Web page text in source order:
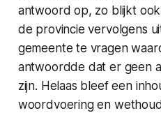
antwoord op, zo blijkt
de provincie vervolgens
gemeente te vragen
antwoordde dat er geen
zijn. Helaas bleef een
woordvoering en